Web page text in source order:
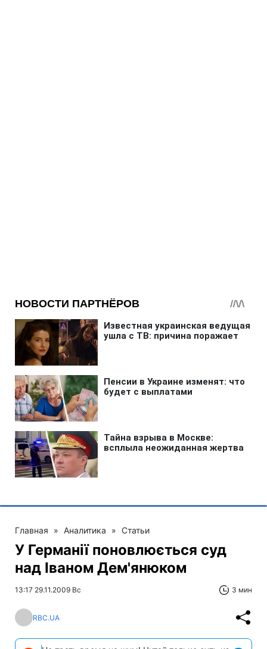
Главная » Аналитика » Статьи
У Германії поновлюється суд
над Іваном Дем'янюком
13:17 29.11.2009 Вс 3 мин
RBC.UA